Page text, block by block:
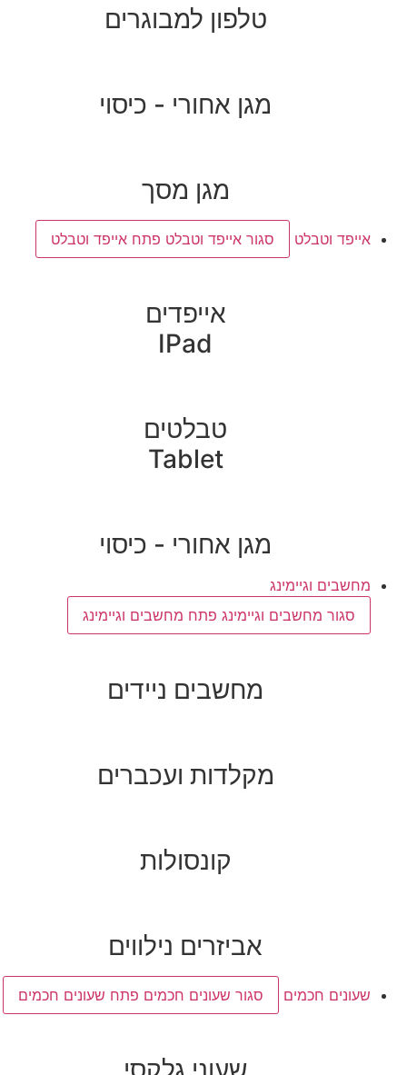
טלפון למבוגרים
מגן אחורי - כיסוי
מגן מסך
אייפד וטבלט סגור אייפד וטבלט פתח אייפד וטבלט
אייפדים
IPad
טבלטים
Tablet
מגן אחורי - כיסוי
מחשבים וגיימינג
סגור מחשבים וגיימינג פתח מחשבים וגיימינג
מחשבים ניידים
מקלדות ועכברים
קונסולות
אביזרים נילווים
שעונים חכמים סגור שעונים חכמים פתח שעונים חכמים